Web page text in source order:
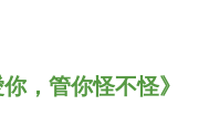
，管你怪不怪》